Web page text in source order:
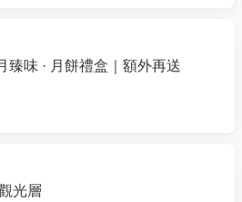
the Wind - 風中奇緣
奇緣
of Your World - 小魚仙
- Beauty and the Beast - 美女與
My Prince will Come - 白雪公
臻味 · 月餅禮盒｜額外再送
光層